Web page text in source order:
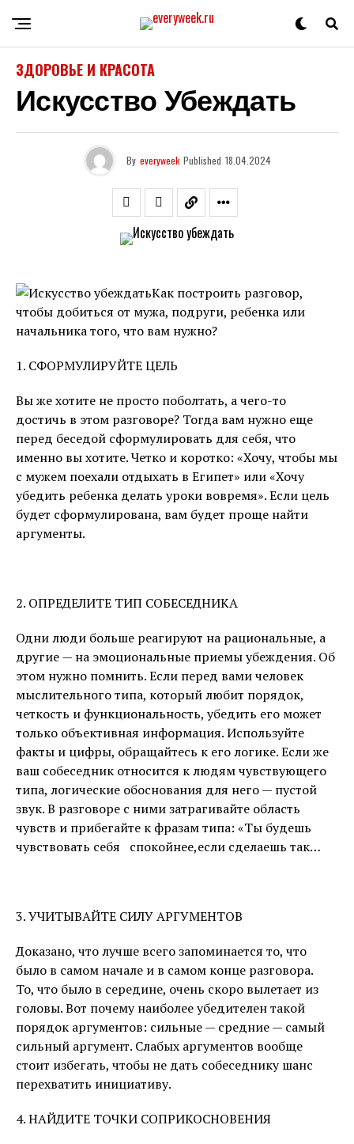
ЗДОРОВЬЕ И КРАСОТА
Искусство Убеждать
By everyweek Published 18.04.2024
Как построить разговор,
чтобы добиться от мужа, подруги, ребенка или
начальника того, что вам нужно?
1. СФОРМУЛИРУЙТЕ ЦЕЛЬ
Вы же хотите не просто поболтать, а чего-то
достичь в этом разговоре? Тогда вам нужно еще
перед беседой сформулировать для себя, что
именно вы хотите. Четко и коротко: «Хочу, чтобы мы
с мужем поехали отдыхать в Египет» или «Хочу
убедить ребенка делать уроки вовремя». Если цель
будет сформулирована, вам будет проще найти
аргументы.
2. ОПРЕДЕЛИТЕ ТИП СОБЕСЕДНИКА
Одни люди больше реагируют на рациональные, а
другие — на эмоциональные приемы убеждения. Об
этом нужно помнить. Если перед вами человек
мыслительного типа, который любит порядок,
четкость и функциональность, убедить его может
только объективная информация. Используйте
факты и цифры, обращайтесь к его логике. Если же
ваш собеседник относится к людям чувствующего
типа, логические обоснования для него — пустой
звук. В разговоре с ними затрагивайте область
чувств и прибегайте к фразам типа: «Ты будешь
чувствовать себя спокойнее,если сделаешь так…
3. УЧИТЫВАЙТЕ СИЛУ АРГУМЕНТОВ
Доказано, что лучше всего запоминается то, что
было в самом начале и в самом конце разговора.
То, что было в середине, очень скоро вылетает из
головы. Вот почему наиболее убедителен такой
порядок аргументов: сильные — средние — самый
сильный аргумент. Слабых аргументов вообще
стоит избегать, чтобы не дать собеседнику шанс
перехватить инициативу.
4. НАЙДИТЕ ТОЧКИ СОПРИКОСНОВЕНИЯ